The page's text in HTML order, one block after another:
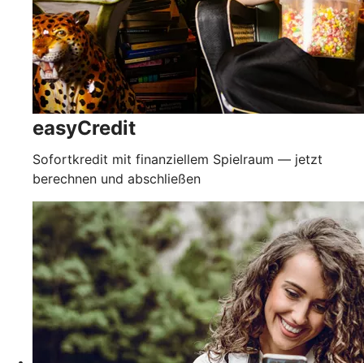
easyCredit
Sofortkredit mit finanziellem Spielraum — jetzt
berechnen und abschließen